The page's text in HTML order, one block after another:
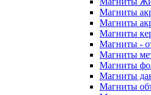
Магниты
Магниты
Магниты
Магниты -
Магниты
Магниты
Магниты
Магниты